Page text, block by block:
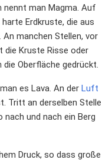
nennt man Magma. Auf
harte Erdkruste, die aus
manchen Stellen, vor
die Kruste Risse oder
die Oberfläche gedrückt.
es Lava. An der Luft
Tritt an derselben Stelle
und nach ein Berg
Druck, so dass große